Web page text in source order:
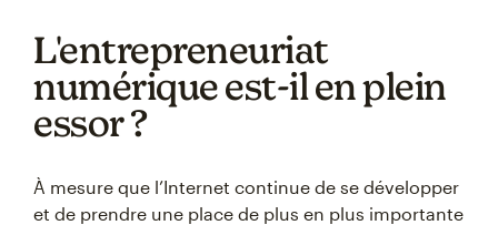
L'entrepreneuriat
numérique est-il en plein
essor ?
À mesure que l’Internet continue de se développer
et de prendre une place de plus en plus importante